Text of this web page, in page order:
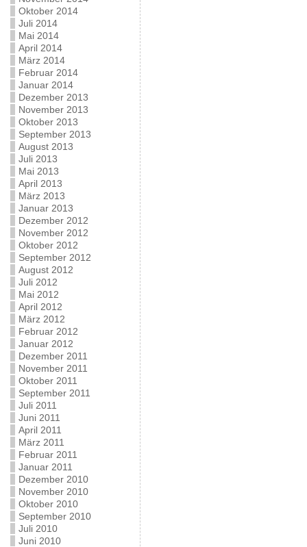
Oktober 2014
Juli 2014
Mai 2014
April 2014
März 2014
Februar 2014
Januar 2014
Dezember 2013
November 2013
Oktober 2013
September 2013
August 2013
Juli 2013
Mai 2013
April 2013
März 2013
Januar 2013
Dezember 2012
November 2012
Oktober 2012
September 2012
August 2012
Juli 2012
Mai 2012
April 2012
März 2012
Februar 2012
Januar 2012
Dezember 2011
November 2011
Oktober 2011
September 2011
Juli 2011
Juni 2011
April 2011
März 2011
Februar 2011
Januar 2011
Dezember 2010
November 2010
Oktober 2010
September 2010
Juli 2010
Juni 2010